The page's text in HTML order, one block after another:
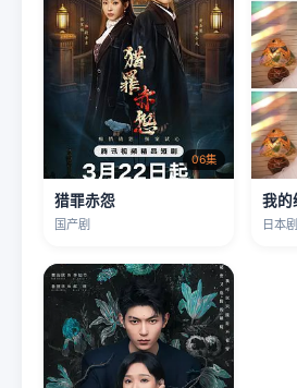
06集
猎罪赤怨
国产剧 日本剧